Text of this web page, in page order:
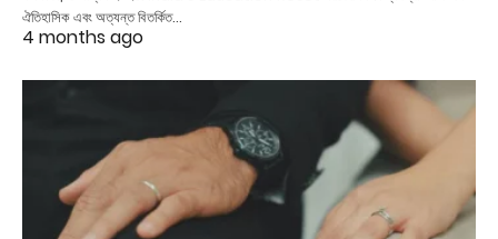
ঐতিহাসিক এবং অত্যন্ত বিতর্কিত…
4 months ago